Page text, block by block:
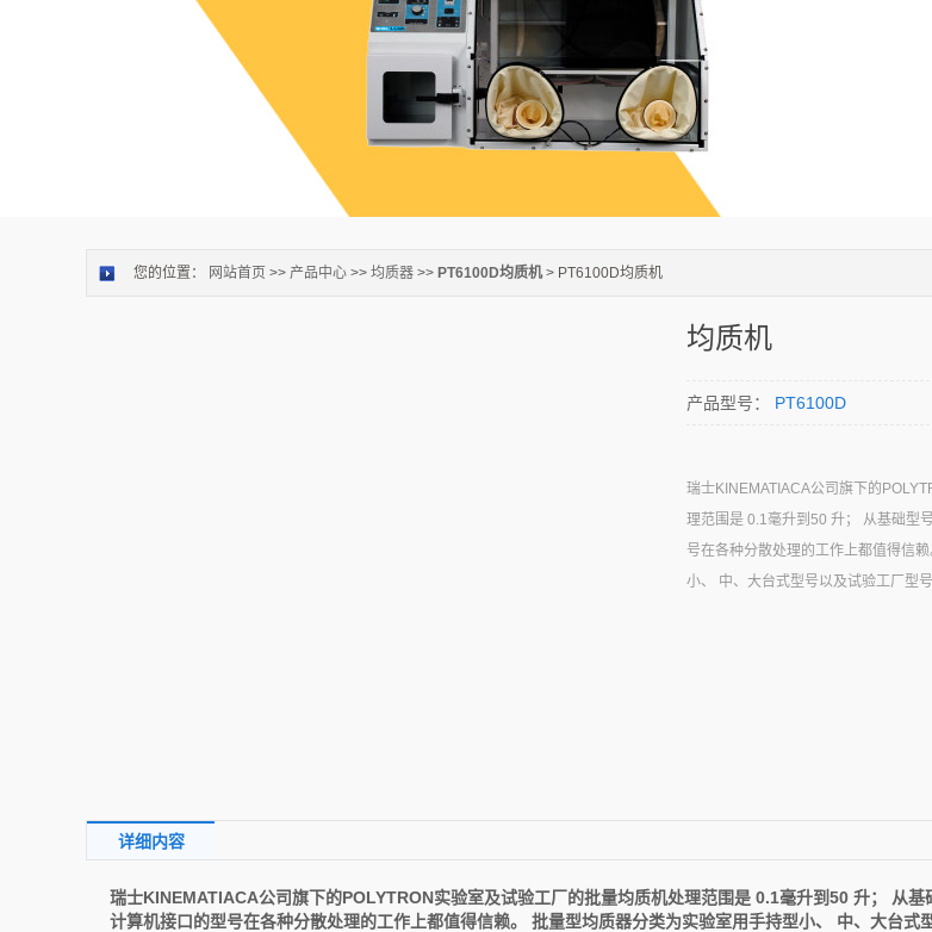
您的位置： 网站首页 >> 产品中心 >> 均质器 >> PT6100D均质机> PT6100D均质机
均质机
产品型号： PT6100D
瑞士KINEMATIACA公司旗下的
理范围是 0.1毫升到50 升； 从基础型
号在各种分散处理的工作上都值得信
小、 中、大台式型号以及试验工厂型
详细内容
瑞士KINEMATIACA公司旗下的POLYTRON实验室及试验工厂的批量均质机处理范围是 0.1毫升到50 升； 从
计算机接口的型号在各种分散处理的工作上都值得信赖。 批量型均质器分类为实验室用手持型小、 中、大台式